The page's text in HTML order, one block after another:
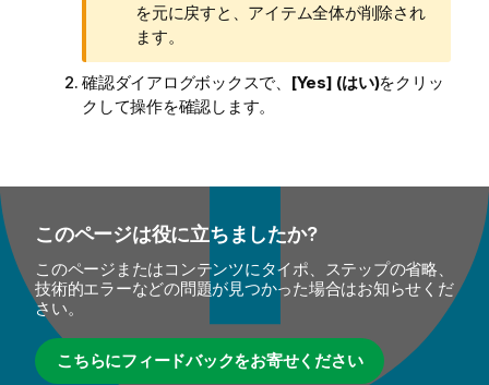
報
メ
モ
を元に戻すと、アイテム全体が削除され
ます。
確認ダイアログボックスで、 [Yes] (はい)をクリッ
クして操作を確認します。
このページは役に立ちましたか?
このページまたはコンテンツにタイポ、ステップの省略、
技術的エラーなどの問題が見つかった場合はお知らせくだ
さい。
こちらにフィードバックをお寄せください